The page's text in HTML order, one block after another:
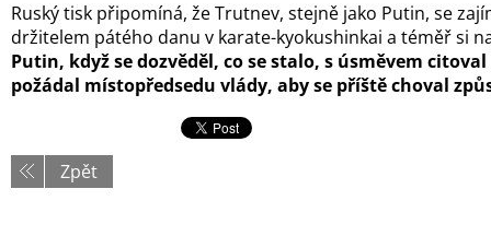
Ruský tisk připomíná, že Trutnev, stejně jako Putin, se
držitelem pátého danu v karate-kyokushinkai a téměř si
Putin, když se dozvěděl, co se stalo, s úsměvem
požádal místopředsedu vlády, aby se příště choval
Zpět